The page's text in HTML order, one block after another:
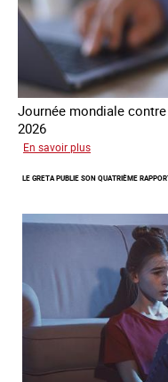
Journée mondiale
2026
En savoir plus
par
LE GRETA PUBLIE SON QUATRIÈME